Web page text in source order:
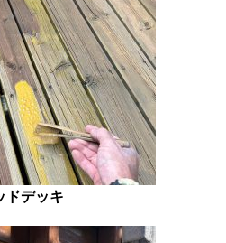
ドデッキ